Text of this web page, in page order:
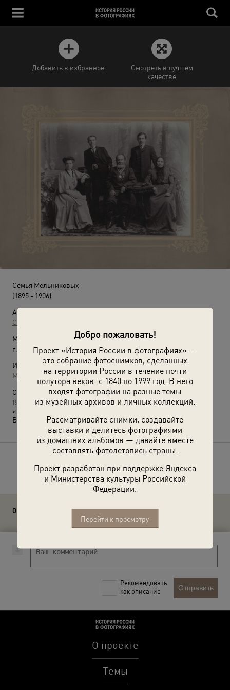
Добро пожаловать!
Проект «История России в фотографиях» —
это собрание фотоснимков, сделанных
на территории России в течение почти
полутора веков: с 1840 по 1999 год. В него
входят фотографии на разные темы
из музейных архивов и личных коллекций.
Рассматривайте снимки, создавайте
выставки и делитесь фотографиями
из домашних альбомов — давайте вместе
составлять фотолетопись страны.
Проект разработан при поддержке Яндекса
и Министерства культуры Российской
Федерации.
Перейти к просмотру
Добавить в избранное
Смотреть в лучшем
качестве
Семья Мельниковых
(1895 - 1906)
Автор:
Сергей Бычков
Место съемки:
г. Москва
Источники:
Музей Москвы
О фотографии:
В центре – Д. М. Мельников, потомственный рабочий завода
«Густав Лист».
Выставка
«С веером до Революции»с этой фотографией.
0 комментариев
Рекомендовать
как описание
Отправить
О проекте
Темы